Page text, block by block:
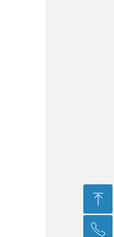
ꁸ
回到顶部
ꂅ